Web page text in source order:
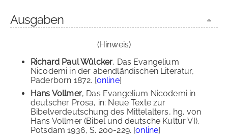
Ausgaben
(Hinweis)
Richard Paul Wülcker, Das Evangelium
Nicodemi in der abendländischen Literatur,
Paderborn 1872. [online]
Hans Vollmer, Das Evangelium Nicodemi in
deutscher Prosa, in: Neue Texte zur
Bibelverdeutschung des Mittelalters, hg. von
Hans Vollmer (Bibel und deutsche Kultur VI),
Potsdam 1936, S. 200-229. [online]